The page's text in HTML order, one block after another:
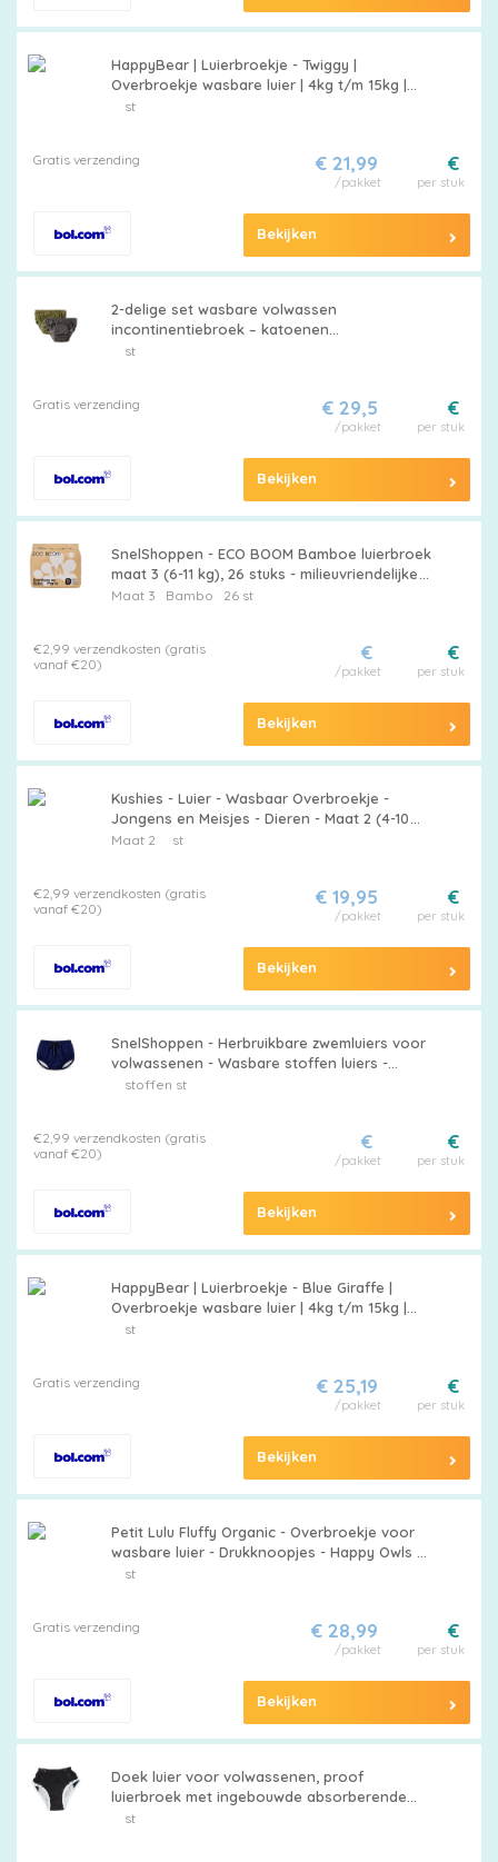
HappyBear | Luierbroekje - Twiggy |
Overbroekje wasbare luier | 4kg t/m 15kg |
Extra dubbele beengootjes om doorlekken te
st
Gratis verzending €
per stuk
€ 21,99
/pakket
Bekijken
2-delige set wasbare volwassen
incontinentiebroek – katoenen
urinebeschermende onderbroek voor
st
Gratis verzending €
per stuk
€ 29,5
/pakket
Bekijken
SnelShoppen - ECO BOOM Bamboe luierbroek
maat 3 (6-11 kg), 26 stuks - milieuvriendelijke
baby-pull-ups, plantaardige materialen,
Maat 3 Bambo 26 st
€2,99 verzendkosten (gratis
vanaf €20)
€
per stuk
€
/pakket
Bekijken
Kushies - Luier - Wasbaar Overbroekje -
Jongens en Meisjes - Dieren - Maat 2 (4-10
kg)
Maat 2 st
€2,99 verzendkosten (gratis
vanaf €20)
€
per stuk
€ 19,95
/pakket
Bekijken
SnelShoppen - Herbruikbare zwemluiers voor
volwassenen - Wasbare stoffen luiers -
Lekvrij - Uniseks pull-ups voor
stoffen st
€2,99 verzendkosten (gratis
vanaf €20)
€
per stuk
€
/pakket
Bekijken
HappyBear | Luierbroekje - Blue Giraffe |
Overbroekje wasbare luier | 4kg t/m 15kg |
Extra dubbele beengootjes om doorlekken te
st
Gratis verzending €
per stuk
€ 25,19
/pakket
Bekijken
Petit Lulu Fluffy Organic - Overbroekje voor
wasbare luier - Drukknoopjes - Happy Owls -
One Size
st
Gratis verzending €
per stuk
€ 28,99
/pakket
Bekijken
Doek luier voor volwassenen, proof
luierbroek met ingebouwde absorberende
laag, herbruikbare wasbare pull-up plastic
st